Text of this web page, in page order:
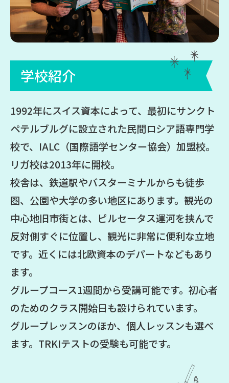
学校紹介
1992年にスイス資本によって、最初にサンクト
ペテルブルグに設立された民間ロシア語専門学
校で、IALC（国際語学センター協会）加盟校。
リガ校は2013年に開校。
校舎は、鉄道駅やバスターミナルからも徒歩
圏、公園や大学の多い地区にあります。観光の
中心地旧市街とは、ピルセータス運河を挟んで
反対側すぐに位置し、観光に非常に便利な立地
です。近くには北欧資本のデパートなどもあり
ます。
グループコース1週間から受講可能です。初心者
のためのクラス開始日も設けられています。
グループレッスンのほか、個人レッスンも選べ
ます。TRKIテストの受験も可能です。